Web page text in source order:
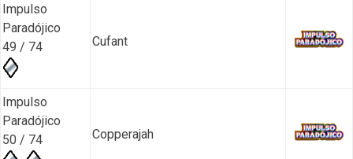
Impulso
Paradójico
49 / 74
Cufant
Impulso
Paradójico
50 / 74
Copperajah